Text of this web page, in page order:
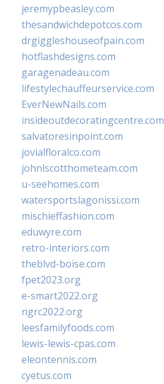
jeremypbeasley.com
thesandwichdepotcos.com
drgiggleshouseofpain.com
hotflashdesigns.com
garagenadeau.com
lifestylechauffeurservice.com
EverNewNails.com
insideoutdecoratingcentre.com
salvatoresinpoint.com
jovialfloralco.com
johnlscotthometeam.com
u-seehomes.com
watersportslagonissi.com
mischieffashion.com
eduwyre.com
retro-interiors.com
theblvd-boise.com
fpet2023.org
e-smart2022.org
ngrc2022.org
leesfamilyfoods.com
lewis-lewis-cpas.com
eleontennis.com
cyetus.com